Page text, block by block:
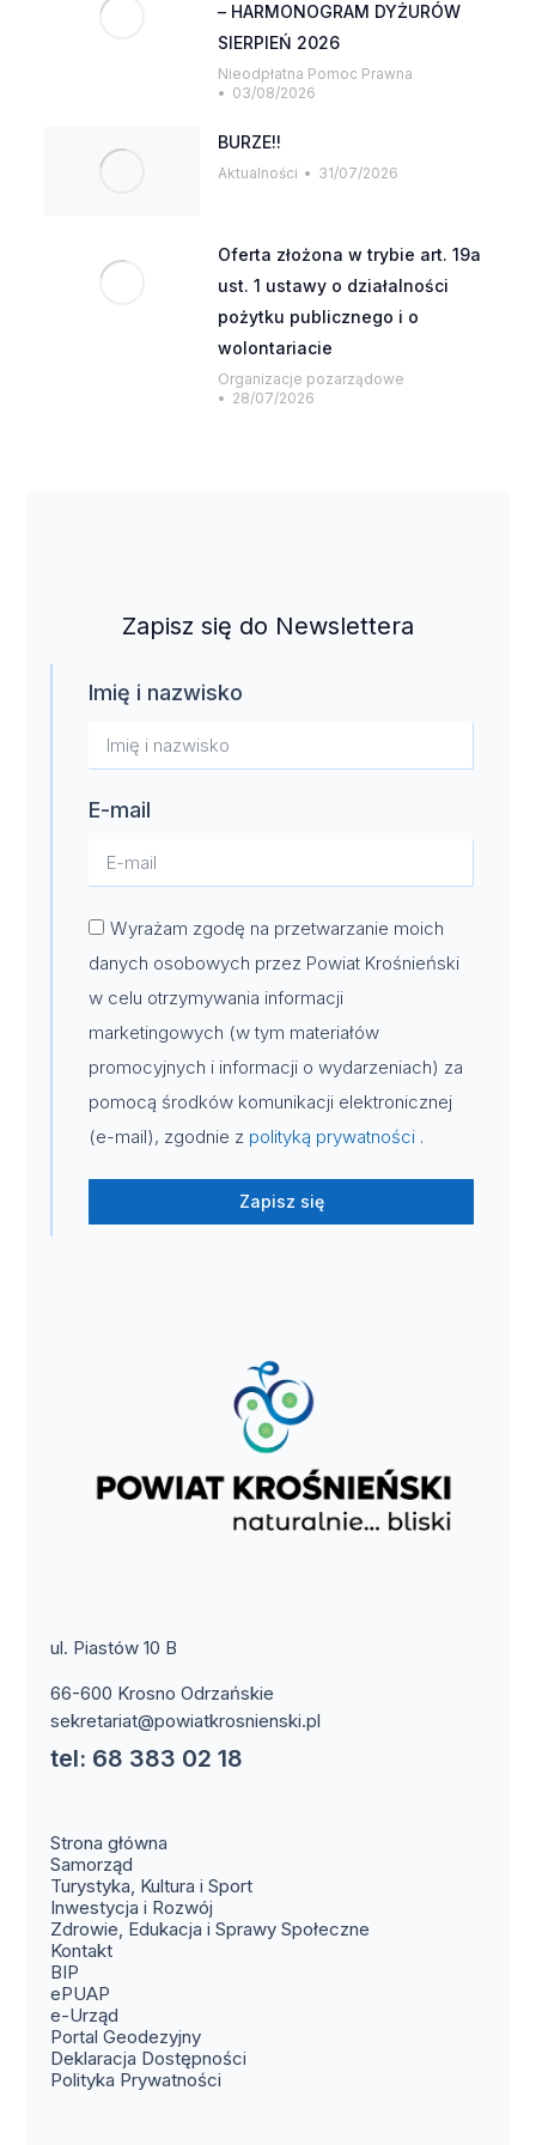
– HARMONOGRAM DYŻURÓW
SIERPIEŃ 2026
Nieodpłatna Pomoc Prawna
03/08/2026
BURZE!!
Aktualności 31/07/2026
Oferta złożona w trybie art. 19a
ust. 1 ustawy o działalności
pożytku publicznego i o
wolontariacie
Organizacje pozarządowe
28/07/2026
Zapisz się do Newslettera
Imię i nazwisko
E-mail
Wyrażam zgodę na przetwarzanie moich
danych osobowych przez Powiat Krośnieński
w celu otrzymywania informacji
marketingowych (w tym materiałów
promocyjnych i informacji o wydarzeniach) za
pomocą środków komunikacji elektronicznej
(e-mail), zgodnie z polityką prywatności .
Zapisz się
ul. Piastów 10 B
66-600 Krosno Odrzańskie
sekretariat@powiatkrosnienski.pl
tel: 68 383 02 18
Strona główna
Samorząd
Turystyka, Kultura i Sport
Inwestycja i Rozwój
Zdrowie, Edukacja i Sprawy Społeczne
Kontakt(otwiera się w nowym oknie)
BIP
ePUAP
e-Urząd
Portal Geodezyjny(otwiera się w nowym oknie)
Deklaracja Dostępności
Polityka Prywatności